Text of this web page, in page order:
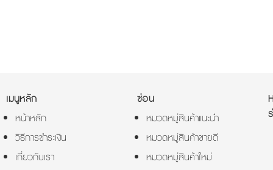
เมนูหลัก
หน้าหลัก
วิธีการชำระเงิน
เกี่ยวกับเรา
ซ่อน
หมวดหมู่สินค้าแนะนำ
หมวดหมู่สินค้าขายดี
หมวดหมู่สินค้าใหม่